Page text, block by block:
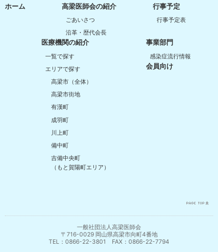
ホーム 高梁医師会の紹介
ごあいさつ
沿革・歴代会長
行事予定
行事予定表
医療機関の紹介
一覧で探す
エリアで探す
高梁市（全体）
高梁市街地
有漢町
成羽町
川上町
備中町
吉備中央町
（もと賀陽町エリア）
事業部門
感染症流行情報
会員向け
一般社団法人高梁医師会
〒716-0029 岡山県高梁市向町4番地
TEL：0866-22-3801 FAX：0866-22-7794